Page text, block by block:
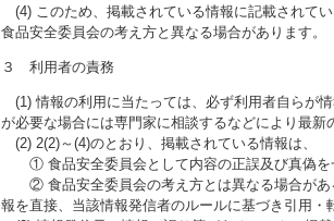
(4) このため、掲載されている情報に記載されて
食品安全委員会の考え方と異なる場合があります。
３ 利用者の責務
(1) 情報の利用に当たっては、必ず利用者自らが
が必要な場合には専門家に相談するなどにより最新
(2) 2(2)～(4)のとおり、掲載されている情報は、
① 食品安全委員会として内容の正誤及び真偽を
② 食品安全委員会の考え方とは異なる場合があ
報を直接、当該情報発信者のルールに基づき引用・